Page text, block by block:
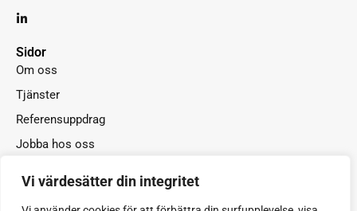
Vi värdesätter din integritet
L
i
k
e
d
i
n
i
Sidor
Om oss
Tjänster
Referensuppdrag
Jobba hos oss